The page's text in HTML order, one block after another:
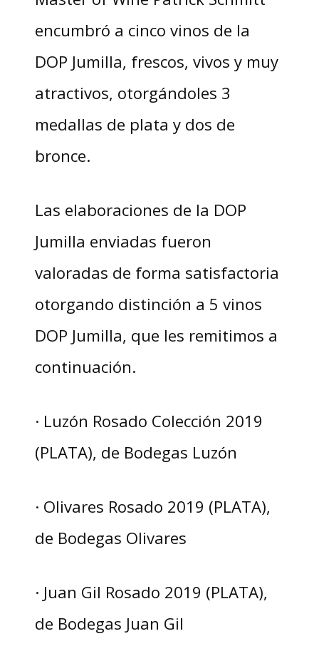
encumbró a cinco vinos de la
DOP Jumilla, frescos, vivos y muy
atractivos, otorgándoles 3
medallas de plata y dos de
bronce.
Las elaboraciones de la DOP
Jumilla enviadas fueron
valoradas de forma satisfactoria
otorgando distinción a 5 vinos
DOP Jumilla, que les remitimos a
continuación.
· Luzón Rosado Colección 2019
(PLATA), de Bodegas Luzón
· Olivares Rosado 2019 (PLATA),
de Bodegas Olivares
· Juan Gil Rosado 2019 (PLATA),
de Bodegas Juan Gil